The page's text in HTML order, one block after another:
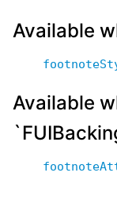
Available
Available